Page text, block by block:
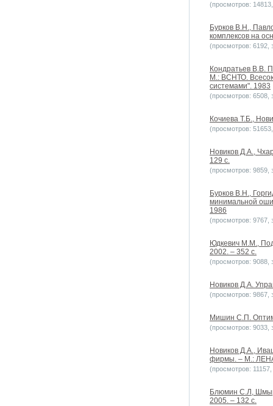
(просмотров:
Бурков B.H.,
комплексов на
(просмотров: 6192,
Кондратьев В.В.
М.: ВСНТО.
системами". 1983
(просмотров: 6508,
Кочиева Т.Б.,
(просмотров:
Новиков Д.А.,
129 с.
(просмотров: 9859,
Бурков B.H.,
минимальной
1986
(просмотров: 9767,
Юдкевич М.М.,
2002. – 352 с.
(просмотров: 9088,
Новиков Д.А.
(просмотров: 9867,
Мишин С.П.
(просмотров: 9033,
Новиков Д.А.,
фирмы. – М.:
(просмотров:
Блюмин С.Л,
2005. – 132 c.